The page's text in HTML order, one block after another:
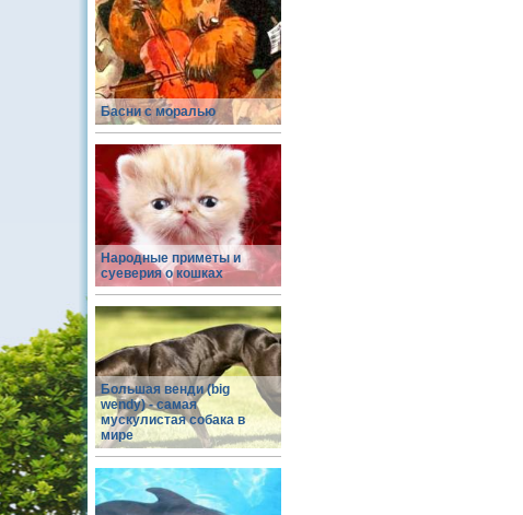
Басни с моралью
Народные приметы и
суеверия о кошках
Большая венди (big
wendy) - самая
мускулистая собака в
мире